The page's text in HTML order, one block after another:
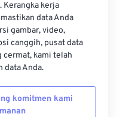
Kerangka kerja
data Anda
gambar, video,
canggih, pusat data
cermat, kami telah
data Anda.
komitmen kami